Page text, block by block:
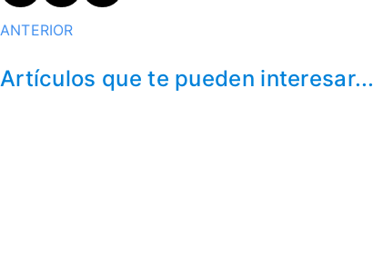
ANTERIOR
Artículos que te pueden interesar...